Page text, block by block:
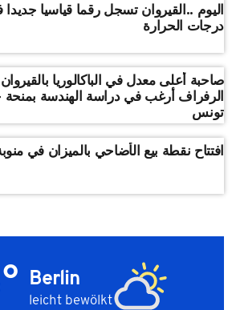
اليوم ..القيروان تسجل رقما قياسيا
درجات الحرارة
صاحبة أعلى معدل في الباكالوريا
الرفراف أرغب في دراسة الهندسة بمنحة
تونس
افتتاح نقطة بيع الأضاحي بالميزان في
Berlin
leicht bewölkt